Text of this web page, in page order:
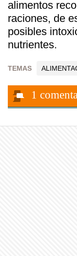
alimentos
raciones, de
posibles
nutrientes.
TEMAS
1